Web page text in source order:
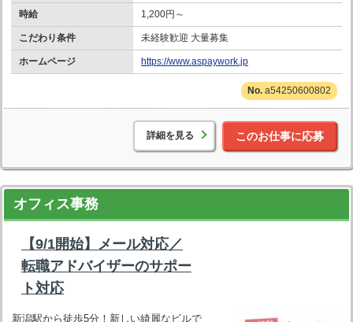
時給 1,200円～
こだわり条件 未経験歓迎 大量募集
ホームページ https://www.aspaywork.jp
a54250600802
詳細を見る このお仕事に応募
オフィス事務
【9/1開始】メール対応／
転職アドバイザーのサポー
ト対応
新潟駅から徒歩5分！新しい綺麗なビルで